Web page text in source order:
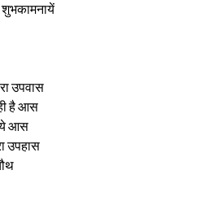
शुभकामनायें
उपवास
है आस
ये आस
उपहास